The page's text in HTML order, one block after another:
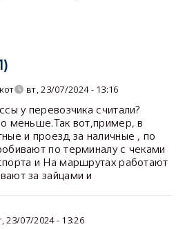
вт, 23/07/2024 - 13:16
у перевозчика считали?
меньше.Так вот,пример, в
и проезд за наличные , по
по терминалу с чеками
и На маршрутах работают
за зайцами и
23/07/2024 - 13:26